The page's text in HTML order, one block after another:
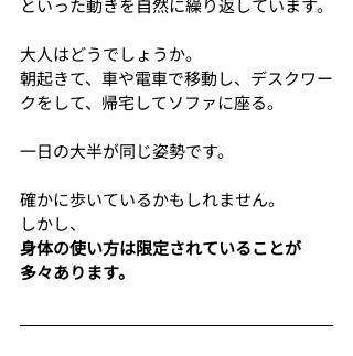
といった動きを自然に繰り返しています。
大人はどうでしょうか。
朝起きて、車や電車で移動し、デスクワー
クをして、帰宅してソファに座る。
一日の大半が同じ姿勢です。
確かに歩いているかもしれません。
しかし、
身体の使い方は限定されていることが
多々あります。